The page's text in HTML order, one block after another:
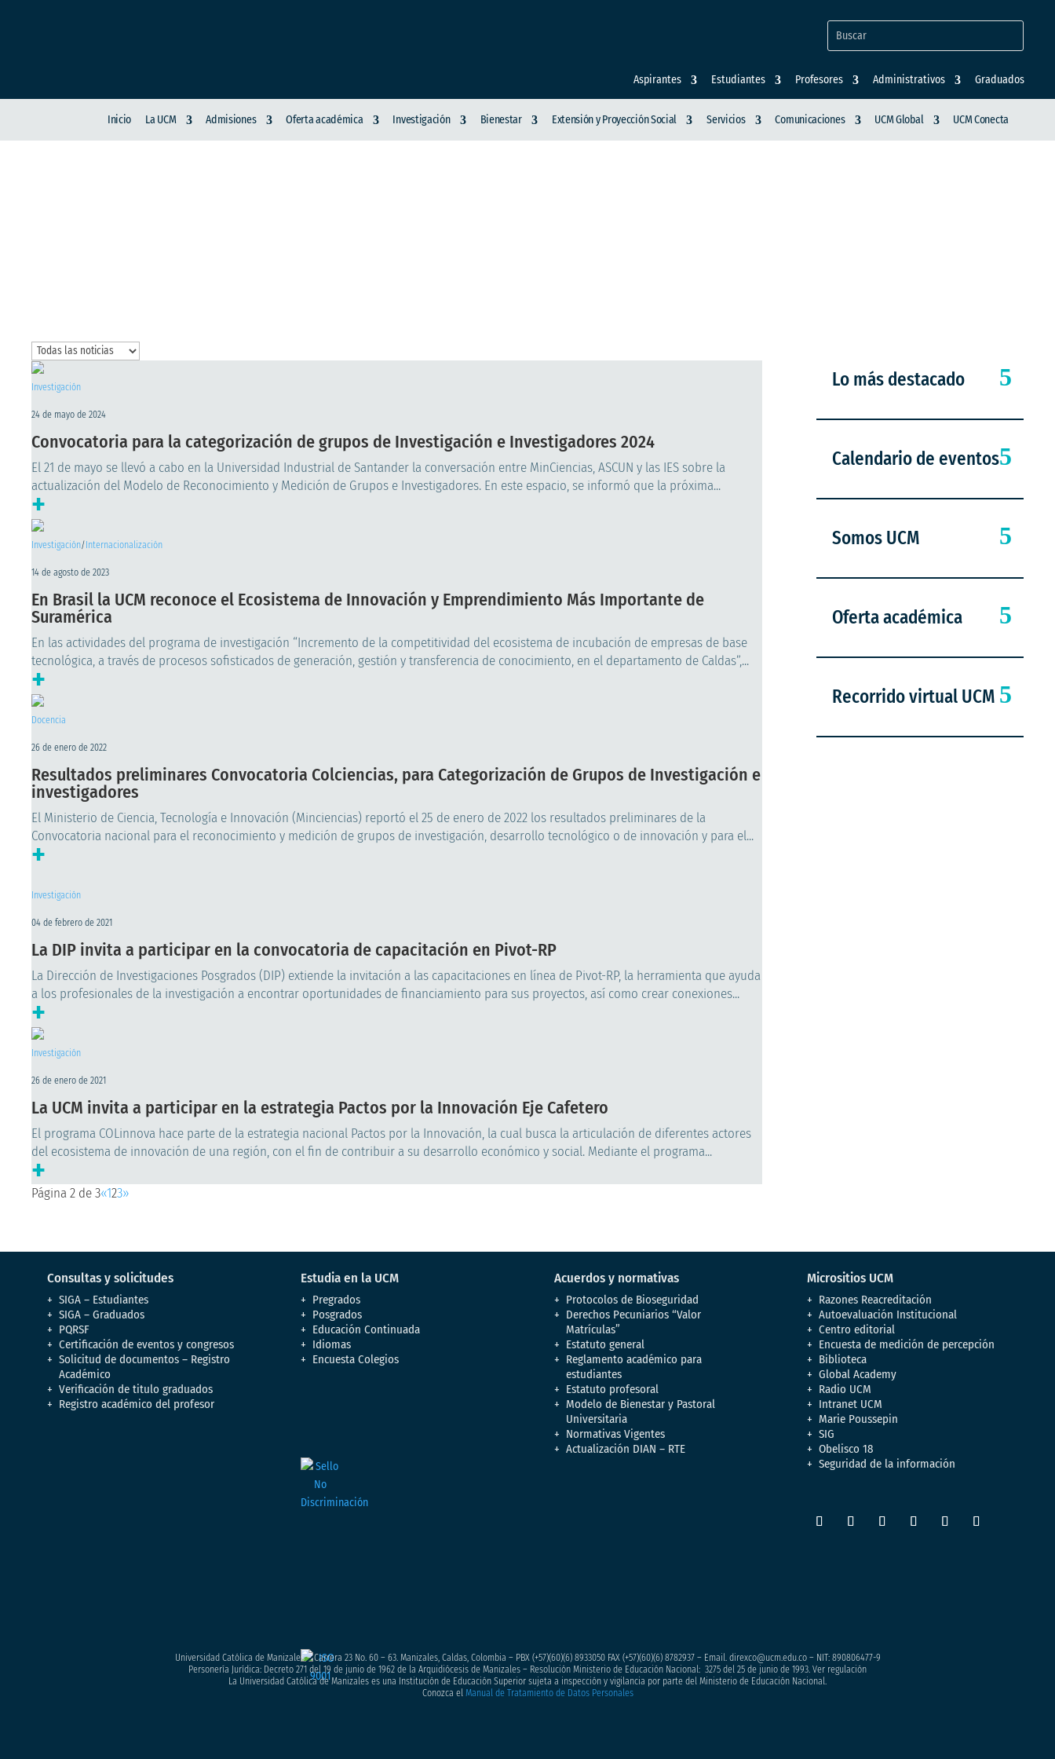
Aspirantes Estudiantes Profesores Administrativos Graduados
Inicio La UCM Admisiones Oferta académica Investigación Bienestar Extensión y Proyección Social Servicios Comunicaciones UCM Global UCM Conecta
Investigación
24 de mayo de 2024
Convocatoria para la categorización de grupos de Investigación e Investigadores 2024
El 21 de mayo se llevó a cabo en la Universidad Industrial de Santander la conversación entre MinCiencias, ASCUN y las IES sobre la
actualización del Modelo de Reconocimiento y Medición de Grupos e Investigadores. En este espacio, se informó que la próxima...
+
Investigación/ Internacionalización
14 de agosto de 2023
En Brasil la UCM reconoce el Ecosistema de Innovación y Emprendimiento Más Importante de
Suramérica
En las actividades del programa de investigación “Incremento de la competitividad del ecosistema de incubación de empresas de base
tecnológica, a través de procesos sofisticados de generación, gestión y transferencia de conocimiento, en el departamento de Caldas”,...
+
Docencia
26 de enero de 2022
Resultados preliminares Convocatoria Colciencias, para Categorización de Grupos de Investigación e
investigadores
El Ministerio de Ciencia, Tecnología e Innovación (Minciencias) reportó el 25 de enero de 2022 los resultados preliminares de la
Convocatoria nacional para el reconocimiento y medición de grupos de investigación, desarrollo tecnológico o de innovación y para el...
+
Investigación
04 de febrero de 2021
La DIP invita a participar en la convocatoria de capacitación en Pivot-RP
La Dirección de Investigaciones Posgrados (DIP) extiende la invitación a las capacitaciones en línea de Pivot-RP, la herramienta que ayuda
a los profesionales de la investigación a encontrar oportunidades de financiamiento para sus proyectos, así como crear conexiones...
+
Investigación
26 de enero de 2021
La UCM invita a participar en la estrategia Pactos por la Innovación Eje Cafetero
El programa COLinnova hace parte de la estrategia nacional Pactos por la Innovación, la cual busca la articulación de diferentes actores
del ecosistema de innovación de una región, con el fin de contribuir a su desarrollo económico y social. Mediante el programa...
+
Página 2 de 3«123»
Lo más destacado
Calendario de eventos
Somos UCM
Oferta académica
Recorrido virtual UCM
Consultas y solicitudes
SIGA – Estudiantes
SIGA – Graduados
PQRSF
Certificación de eventos y congresos
Solicitud de documentos – Registro
Académico
Verificación de titulo graduados
Registro académico del profesor
Estudia en la UCM
Pregrados
Posgrados
Educación Continuada
Idiomas
Encuesta Colegios
Acuerdos y normativas
Protocolos de Bioseguridad
Derechos Pecuniarios “Valor
Matrículas”
Estatuto general
Reglamento académico para
estudiantes
Estatuto profesoral
Modelo de Bienestar y Pastoral
Universitaria
Normativas Vigentes
Actualización DIAN – RTE
Micrositios UCM
Razones Reacreditación
Autoevaluación Institucional
Centro editorial
Encuesta de medición de percepción
Biblioteca
Global Academy
Radio UCM
Intranet UCM
Marie Poussepin
SIG
Obelisco 18
Seguridad de la información
Universidad Católica de Manizales – Carrera 23 No. 60 – 63. Manizales, Caldas, Colombia – PBX (+57)(60)(6) 8933050FAX (+57)(60)(6) 8782937 – Email. direxco@ucm.edu.co – NIT: 890806477-9
Personería Jurídica: Decreto 271 del 19 de junio de 1962 de la Arquidiócesis de Manizales – Resolución Ministerio de Educación Nacional: 3275 del 25 de junio de 1993. Ver regulación
La Universidad Católica de Manizales es una Institución de Educación Superior sujeta a inspección y vigilancia por parte del Ministerio de Educación Nacional.
Conozca el Manual de Tratamiento de Datos Personales